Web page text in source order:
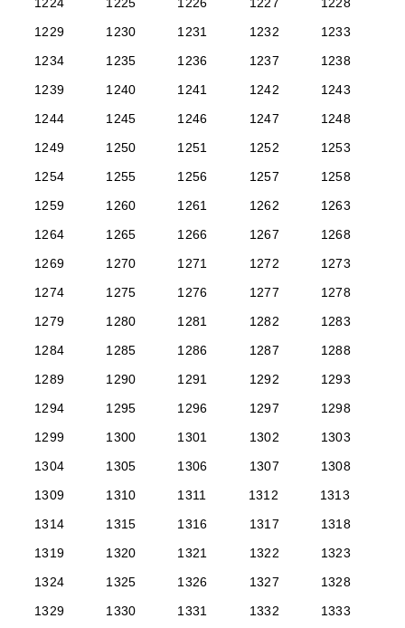
1229
1230 1231 1232
1233
1234
1235 1236 1237
1238
1239
1240 1241 1242
1243
1244
1245 1246 1247
1248
1249
1250 1251 1252
1253
1254
1255 1256 1257
1258
1259
1260 1261 1262
1263
1264
1265 1266 1267
1268
1269
1270 1271 1272
1273
1274
1275 1276 1277
1278
1279
1280 1281 1282
1283
1284
1285 1286 1287
1288
1289
1290 1291 1292
1293
1294
1295 1296 1297
1298
1299
1300 1301 1302
1303
1304
1305 1306 1307
1308
1309
1310 1311 1312
1313
1314
1315 1316 1317
1318
1319
1320 1321 1322
1323
1324
1325 1326 1327
1328
1329
1330 1331 1332
1333